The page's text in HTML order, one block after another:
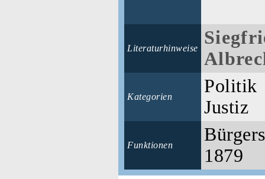
Literaturhinweise
Kategorien
Politik
Justiz
Funktionen
1879